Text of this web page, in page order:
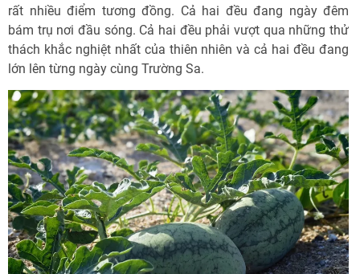
rất nhiều điểm tương đồng. Cả hai đều đang ngày đêm
bám trụ nơi đầu sóng. Cả hai đều phải vượt qua những thử
thách khắc nghiệt nhất của thiên nhiên và cả hai đều đang
lớn lên từng ngày cùng Trường Sa.